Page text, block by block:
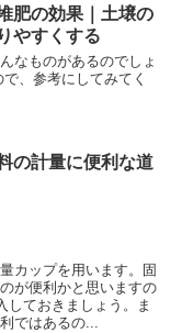
肥の効果｜土壌の
やすくする
なものがあるのでしょ
、参考にしてみてく
の計量に便利な道
カップを用います。固
が便利かと思いますの
しておきましょう。ま
ではあるの...